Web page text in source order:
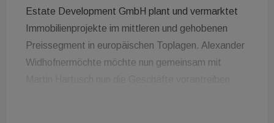
Estate Development GmbH plant und vermarktet
Immobilienprojekte im mittleren und gehobenen
Preissegment in europäischen Toplagen. Alexander
Widhofnermöchte möchte nun gemeinsam mit